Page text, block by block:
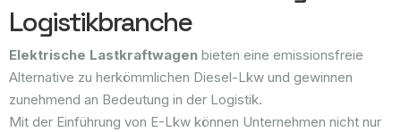
Logistikbranche
Elektrische Lastkraftwagen bieten eine emissionsfreie
Alternative zu herkömmlichen Diesel-Lkw und gewinnen
zunehmend an Bedeutung in der Logistik.
Mit der Einführung von E-Lkw können Unternehmen nicht nur